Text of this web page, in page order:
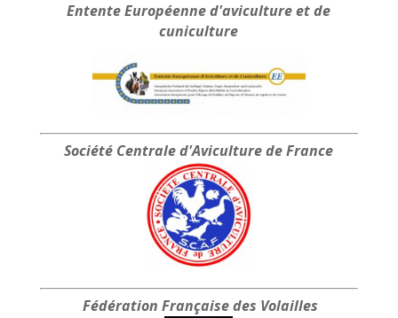
à
35.00 €
Entente Européenned'aviculture et de
cuniculture
Société Centraled'Aviculture de France
Fédération Française des Volailles